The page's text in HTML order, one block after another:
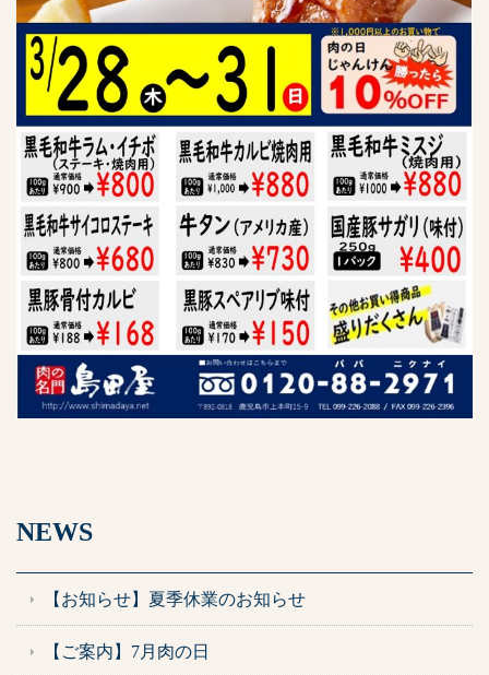
NEWS
【お知らせ】夏季休業のお知らせ
【ご案内】7月肉の日